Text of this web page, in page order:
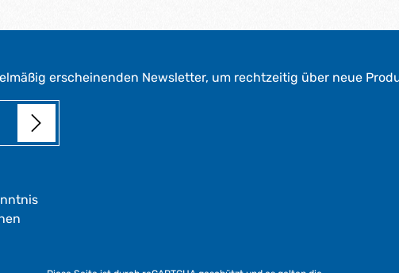
erscheinenden Newsletter, um rechtzeitig über neue